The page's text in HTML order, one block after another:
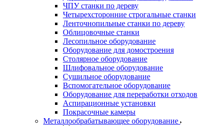
ЧПУ станки по дереву
Четырехсторонние строгальные станки
Ленточнопильные станки по дереву
Облицовочные станки
Лесопильное оборудование
Оборудование для домостроения
Столярное оборудование
Шлифовальное оборудование
Сушильное оборудование
Вспомогательное оборудование
Оборудование для переработки отходов
Аспирационные установки
Покрасочные камеры
Металлообрабатывающее оборудование